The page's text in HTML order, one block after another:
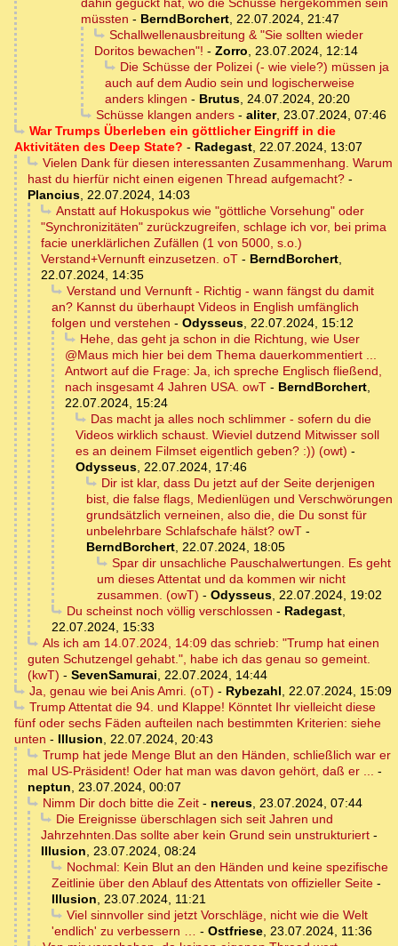
müssten - BerndBorchert 22.07.2024, 21:47
Schallwellenausbreitung & "Sie sollten wieder
Doritos bewachen"! - Zorro
23.07.2024, 12:14
Die Schüsse der Polizei (- wie viele?) müssen ja
auch auf dem Audio sein und logischerweise
anders klingen - Brutus 24.07.2024, 20:20
Schüsse klangen anders- aliter, 23.07.2024, 07:46
War Trumps Überleben ein göttlicher Eingriff in die
Aktivitäten des Deep State? - Radegast 22.07.2024, 13:07
Vielen Dank für diesen interessanten Zusammenhang. Warum
hast du hierfür nicht einen eigenen Thread aufgemacht? -
Plancius 22.07.2024, 14:03
Anstatt auf Hokuspokus wie "göttliche Vorsehung" oder
"Synchronizitäten" zurückzugreifen, schlage ich vor, bei prima
facie unerklärlichen Zufällen (1 von 5000, s.o.)
Verstand+Vernunft einzusetzen. oT - BerndBorchert
22.07.2024, 14:35
Verstand und Vernunft - Richtig - wann fängst du damit
an? Kannst du überhaupt Videos in English umfänglich
folgen und verstehen - Odysseus 22.07.2024, 15:12
Hehe, das geht ja schon in die Richtung, wie User
@Maus mich hier bei dem Thema dauerkommentiert ...
Antwort auf die Frage: Ja, ich spreche Englisch fließend,
nach insgesamt 4 Jahren USA. owT - BerndBorchert
22.07.2024, 15:24
Das macht ja alles noch schlimmer - sofern du die
Videos wirklich schaust. Wieviel dutzend Mitwisser soll
es an deinem Filmset eigentlich geben? :)) (owt) -
Odysseus 22.07.2024, 17:46
Dir ist klar, dass Du jetzt auf der Seite derjenigen
bist, die false flags, Medienlügen und Verschwörungen
grundsätzlich verneinen, also die, die Du sonst für
unbelehrbare Schlafschafe hälst? owT -
BerndBorchert 22.07.2024, 18:05
Spar dir unsachliche Pauschalwertungen. Es geht
um dieses Attentat und da kommen wir nicht
zusammen. (owT) - Odysseus 22.07.2024, 19:02
Du scheinst noch völlig verschlossen - Radegast,
22.07.2024, 15:33
Als ich am 14.07.2024, 14:09 das schrieb: "Trump hat einen
guten Schutzengel gehabt.", habe ich das genau so gemeint.
(kwT) - SevenSamurai
22.07.2024, 14:44
Ja, genau wie bei Anis Amri. (oT) - Rybezahl
22.07.2024, 15:09
Trump Attentat die 94. und Klappe! Könntet Ihr vielleicht diese
fünf oder sechs Fäden aufteilen nach bestimmten Kriterien: siehe
unten - Illusion
22.07.2024, 20:43
Trump hat jede Menge Blut an den Händen, schließlich war er
mal US-Präsident! Oder hat man was davon gehört, daß er ...
-
neptun
23.07.2024, 00:07
Nimm Dir doch bitte die Zeit- nereus, 23.07.2024, 07:44
Die Ereignisse überschlagen sich seit Jahren und
Jahrzehnten.Das sollte aber kein Grund sein unstrukturiert -
Illusion
23.07.2024, 08:24
Nochmal: Kein Blut an den Händen und keine spezifische
Zeitlinie über den Ablauf des Attentats von offizieller Seite -
Illusion
23.07.2024, 11:21
Viel sinnvoller sind jetzt Vorschläge, nicht wie die Welt
'endlich' zu verbessern …
- Ostfriese 23.07.2024, 11:36